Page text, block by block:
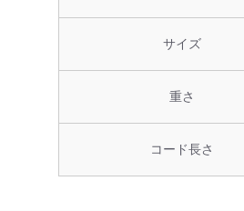
サイズ
重さ
コード長さ